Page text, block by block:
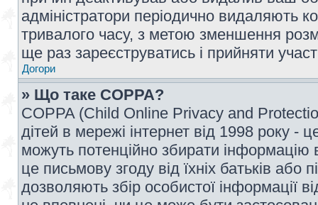
адміністратори періодично видаляють
тривалого часу, з метою зменшення
ще раз зареєструватись і прийняти
Догори
» Що таке COPPA?
COPPA (Child Online Privacy and
дітей в мережі інтернет від 1998 року -
можуть потенційно збирати інформацію
це письмову згоду від їхніх батьків або
дозволяють збір особистої інформації